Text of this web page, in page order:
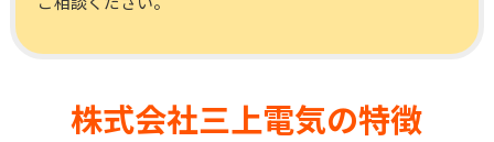
株式会社三上電気の特徴